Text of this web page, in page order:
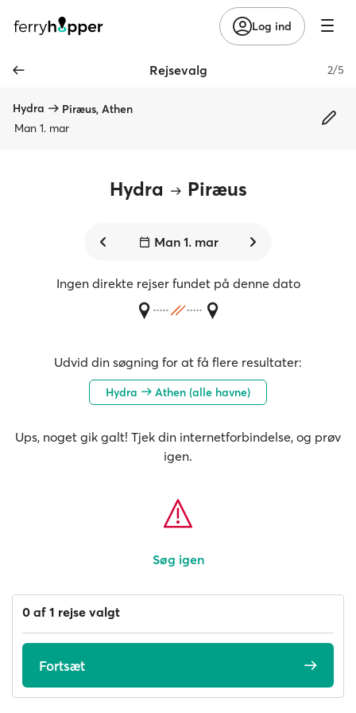
Log ind
Rejsevalg 2/5
Hydra
Piræus, Athen
Man 1. mar
Hydra Piræus
Man 1. mar
Ingen direkte rejser fundet på denne dato
Udvid din søgning for at få flere resultater:
Hydra Athen (alle havne)
Ups, noget gik galt! Tjek din internetforbindelse, og prøv
igen.
Søg igen
0 af 1 rejse valgt
Fortsæt